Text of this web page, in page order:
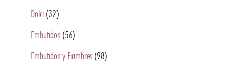
Dolci (32)
Embutidos (56)
Embutidos y Fiambres (98)